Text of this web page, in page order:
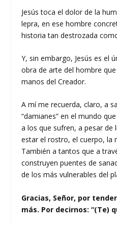
Jesús toca el dolor de la
lepra, en ese hombre
historia tan destrozada
Y, sin embargo, Jesús es el
obra de arte del hombre
manos del Creador.
A mí me recuerda, claro, a
“damianes” en el mundo
a los que sufren, a pesar de
estar el rostro, el cuerpo, la
También a tantos que a
construyen puentes de
de los más vulnerables del
Gracias, Señor, por
más. Por decirnos: “(Te)